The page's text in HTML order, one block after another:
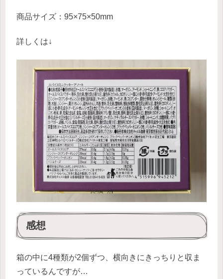
商品サイズ：95×75×50mm
詳しくは↓
感想
箱の中に4種類が2個ずつ、横向きにきっちりと収ま
っているんですが…